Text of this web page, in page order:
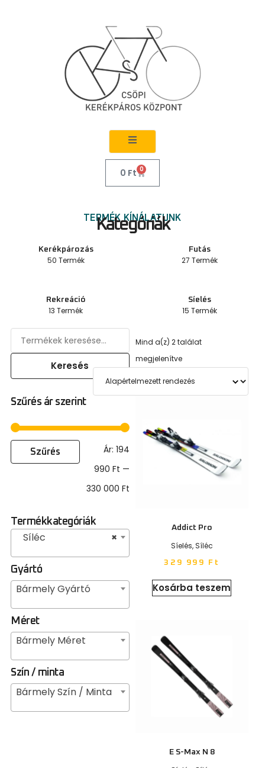
0 Ft 0
TERMÉK KÍNÁLATUNK
Kategóriák
Kerékpározás
50 Termék
Futás
27 Termék
Rekreáció
13 Termék
Síelés
15 Termék
Keresés
Szűrés ár szerint
Szűrés Ár: 194
990 Ft —
330 000 Ft
Termékkategóriák
×
Síléc
Gyártó
Bármely Gyártó
Méret
Bármely Méret
Szín / minta
Bármely Szín / Minta
Mind a(z) 2 találat
megjelenítve
Addict Pro
Síelés,Síléc
329 999 Ft
Kosárba teszem
E S-Max N 8